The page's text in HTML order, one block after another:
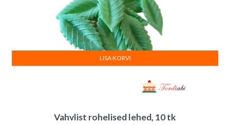
Vahvlist rohelised lehed, 10 tk
LISA KORVI